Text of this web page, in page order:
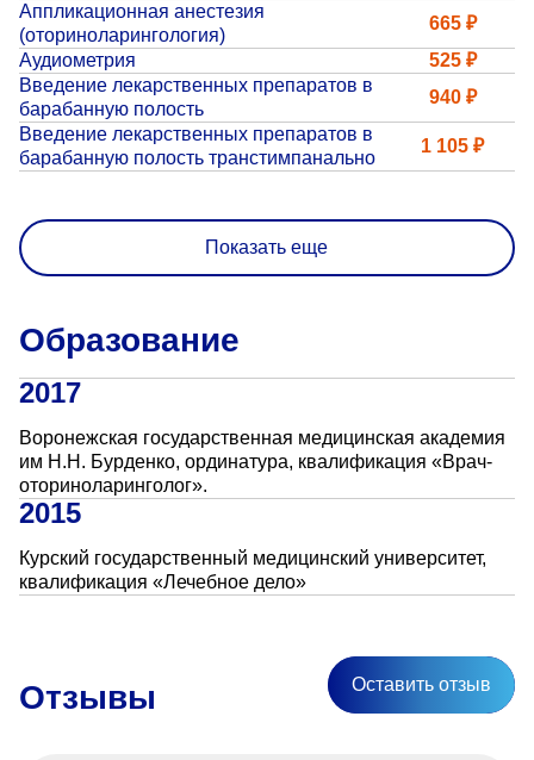
Санаторий-профилакторий
«Парус»
Адрес
399000, г. Липецк, Плехановское лесничество,
Ленинский лесхоз, квартал 67
перерыв 12:00–12:30
Администратор
+7 (4742) 72-73-31
Аппликационная анестезия
(оториноларингология)
665 ₽
Аудиометрия
525 ₽
Введение лекарственных препаратов в
барабанную полость
940 ₽
Введение лекарственных препаратов в
барабанную полость транстимпанально
1 105 ₽
Показать еще
Образование
2017
Воронежская государственная медицинская академия
им Н.Н. Бурденко, ординатура, квалификация «Врач-
оториноларинголог».
2015
Курский государственный медицинский университет,
квалификация «Лечебное дело»
Отзывы Оставить отзыв